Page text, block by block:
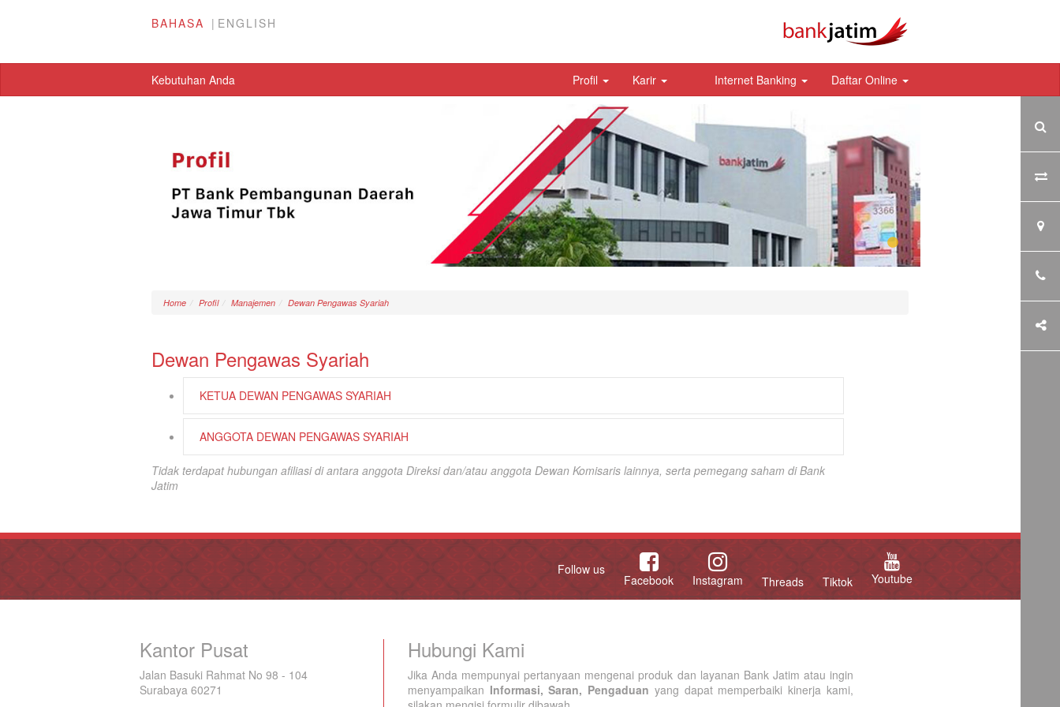
BAHASA ENGLISH
Kebutuhan Anda Profil Karir Internet Banking Daftar Online
Home Profil Manajemen Dewan Pengawas Syariah
Dewan Pengawas Syariah
KETUA DEWAN PENGAWAS SYARIAH
ANGGOTA DEWAN PENGAWAS SYARIAH
Tidak terdapat hubungan afiliasi di antara anggota Direksi dan/atau anggota Dewan Komisaris lainnya, serta pemegang saham di Bank
Jatim
Follow us
Facebook Instagram Threads Tiktok Youtube
Kantor Pusat
Jalan Basuki Rahmat No 98 - 104
Surabaya 60271
Hubungi Kami
Jika Anda mempunyai pertanyaan mengenai produk dan layanan Bank Jatim atau ingin
menyampaikan Informasi, Saran, Pengaduan yang dapat memperbaiki kinerja kami,